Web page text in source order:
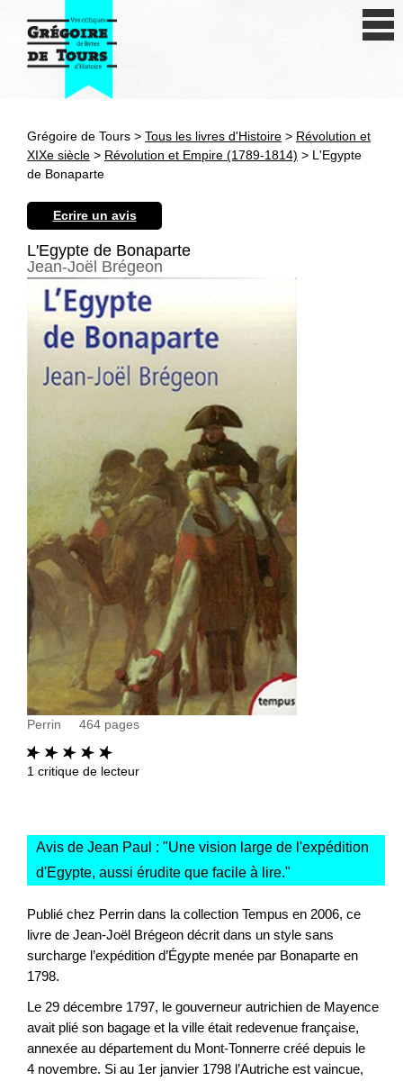
Antiquité
Autres civilisations
Thématiques
Grégoire de Tours > Tous les livres d'Histoire > Révolution et
XIXe siècle > Révolution et Empire (1789-1814) > L'Egypte
de Bonaparte
Ecrire un avis
L'Egypte de Bonaparte
Jean-Joël Brégeon
Perrin 464 pages
1 critique de lecteur
Avis de Jean Paul : "Une vision large de l'expédition
d'Egypte, aussi érudite que facile à lire."
Publié chez Perrin dans la collection Tempus en 2006, ce
livre de Jean-Joël Brégeon décrit dans un style sans
surcharge l’expédition d’Égypte menée par Bonaparte en
1798.
Le 29 décembre 1797, le gouverneur autrichien de Mayence
avait plié son bagage et la ville était redevenue française,
annexée au département du Mont-Tonnerre créé depuis le
4 novembre. Si au 1er janvier 1798 l’Autriche est vaincue,